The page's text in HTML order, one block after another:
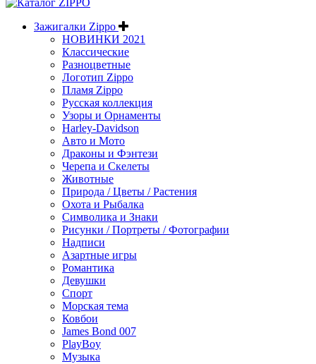
Зажигалки Zippo
НОВИНКИ 2021
Классические
Разноцветные
Логотип Zippo
Пламя Zippo
Русская коллекция
Узоры и Орнаменты
Harley-Davidson
Авто и Мото
Драконы и Фэнтези
Черепа и Скелеты
Животные
Природа / Цветы / Растения
Охота и Рыбалка
Символика и Знаки
Рисунки / Портреты / Фотографии
Надписи
Азартные игры
Романтика
Девушки
Спорт
Морская тема
Ковбои
James Bond 007
PlayBoy
Музыка